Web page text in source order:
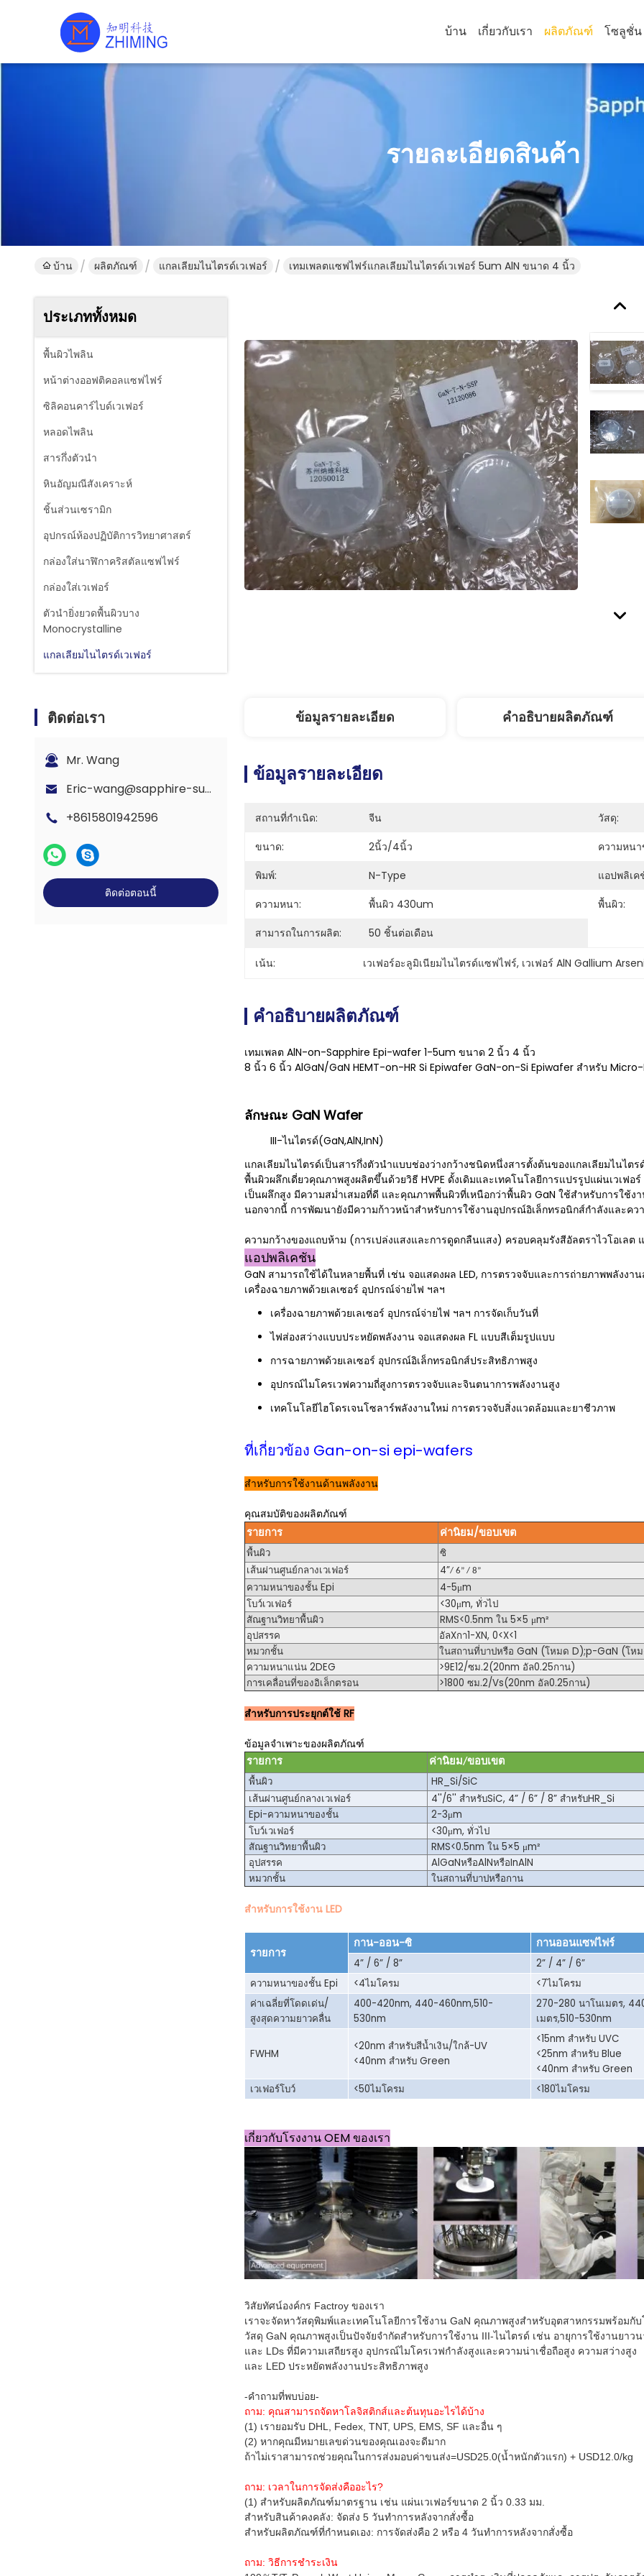
บ้าน เกี่ยวกับเรา ผลิตภัณฑ์ โซลูชั่น
รายละเอียดสินค้า
บ้าน ผลิตภัณฑ์ แกลเลียมไนไตรด์เวเฟอร์ เทมเพลตแซฟไฟร์แกลเลียมไนไตรด์เวเฟอร์ 5um AlN ขนาด 4 นิ้ว
ประเภททั้งหมด
พื้นผิวไพลิน
หน้าต่างออฟติคอลแซฟไฟร์
ซิลิคอนคาร์ไบด์เวเฟอร์
หลอดไพลิน
สารกึ่งตัวนำ
หินอัญมณีสังเคราะห์
ชิ้นส่วนเซรามิก
อุปกรณ์ห้องปฏิบัติการวิทยาศาสตร์
กล่องใส่นาฬิกาคริสตัลแซฟไฟร์
กล่องใส่เวเฟอร์
ตัวนำยิ่งยวดพื้นผิวบาง
Monocrystalline
แกลเลียมไนไตรด์เวเฟอร์
ติดต่อเรา
Mr. Wang
Eric-wang@sapphire-substrate.com
+8615801942596
ติดต่อตอนนี้
ข้อมูลรายละเอียด คำอธิบายผลิตภัณฑ์
ข้อมูลรายละเอียด
สถานที่กำเนิด: จีน
วัสดุ:
ขนาด:
2นิ้ว/4นิ้ว
ความหนา
พิมพ์:
N-Type
แอปพลิเค
ความหนา:
พื้นผิว 430um
พื้นผิว:
สามารถในการผลิต:
50 ชิ้นต่อเดือน
เน้น: เวเฟอร์อะลูมิเนียมไนไตรด์แซฟไฟร์, เวเฟอร์ AlN Gallium
คำอธิบายผลิตภัณฑ์
เทมเพลต AlN-on-Sapphire Epi-wafer 1-5um ขนาด 2 นิ้ว 4 นิ้ว
8 นิ้ว 6 นิ้ว AlGaN/GaN HEMT-on-HR Si Epiwafer GaN-on-Si Epiwafer สำหรับ Micro-
ลักษณะ GaN Wafer
III-ไนไตรด์(GaN,AlN,InN)
แกลเลียมไนไตรด์เป็นสารกึ่งตัวนำแบบช่องว่างกว้างชนิดหนึ่งสารตั้งต้นของแกลเลียมไนไต
พื้นผิวผลึกเดี่ยวคุณภาพสูงผลิตขึ้นด้วยวิธี HVPE ดั้งเดิมและเทคโนโลยีการแปรรูปแผ่นเวเ
เป็นผลึกสูง มีความสม่ำเสมอที่ดี และคุณภาพพื้นผิวที่เหนือกว่าพื้นผิว GaN ใช้สำหรับการใช้ง
นอกจากนี้ การพัฒนายังมีความก้าวหน้าสำหรับการใช้งานอุปกรณ์อิเล็กทรอนิกส์กำลังและคว
ความกว้างของแถบห้าม (การเปล่งแสงและการดูดกลืนแสง) ครอบคลุมรังสีอัลตราไวโอเลต
แอปพลิเคชัน
GaN สามารถใช้ได้ในหลายพื้นที่ เช่น จอแสดงผล LED, การตรวจจับและการถ่ายภาพพลังงาน
เครื่องฉายภาพด้วยเลเซอร์ อุปกรณ์จ่ายไฟ ฯลฯ
เครื่องฉายภาพด้วยเลเซอร์ อุปกรณ์จ่ายไฟ ฯลฯ การจัดเก็บวันที่
ไฟส่องสว่างแบบประหยัดพลังงาน จอแสดงผล FL แบบสีเต็มรูปแบบ
การฉายภาพด้วยเลเซอร์ อุปกรณ์อิเล็กทรอนิกส์ประสิทธิภาพสูง
อุปกรณ์ไมโครเวฟความถี่สูงการตรวจจับและจินตนาการพลังงานสูง
เทคโนโลยีไฮโดรเจนโซลาร์พลังงานใหม่ การตรวจจับสิ่งแวดล้อมและยาชีวภาพ
ที่เกี่ยวข้อง Gan-on-si epi-wafers
สำหรับการใช้งานด้านพลังงาน
คุณสมบัติของผลิตภัณฑ์
รายการ
ค่านิยม/ขอบเขต
พื้นผิว
ซิ
เส้นผ่านศูนย์กลางเวเฟอร์
4”/ 6” / 8”
ความหนาของชั้น Epi 4-5μm
โบว์เวเฟอร์
<30μm, ทั่วไป
สัณฐานวิทยาพื้นผิว
RMS<0.5nm ใน 5×5 μm²
อุปสรรค
อัลXกา1-XN, 0<X<1
หมวกชั้น
ในสถานที่บาปหรือ GaN (โหมด D);p-GaN (โห
ความหนาแน่น 2DEG
>9E12/ซม.2(20nm อัล0.25กาน)
การเคลื่อนที่ของอิเล็กตรอน
>1800 ซม.2/Vs(20nm อัล0.25กาน)
สำหรับการประยุกต์ใช้ RF
ข้อมูลจำเพาะของผลิตภัณฑ์
รายการ ค่านิยม/ขอบเขต
พื้นผิว HR_Si/SiC
เส้นผ่านศูนย์กลางเวเฟอร์
4''/6'' สำหรับSiC, 4” / 6” / 8” สำหรับHR_Si
Epi-ความหนาของชั้น 2-3μm
โบว์เวเฟอร์
<30μm, ทั่วไป
สัณฐานวิทยาพื้นผิว
RMS<0.5nm ใน 5×5 μm²
อุปสรรค
AlGaNหรือAlNหรือInAlN
หมวกชั้น
ในสถานที่บาปหรือกาน
สำหรับการใช้งาน LED
รายการ
กาน-ออน-ซิ กานออนแซฟไฟร์
4” / 6” / 8”
2” / 4” / 6”
ความหนาของชั้น Epi
<4ไมโครม <7ไมโครม
ค่าเฉลี่ยที่โดดเด่น/
สูงสุดความยาวคลื่น
400-420nm, 440-460nm,510-
530nm
270-280 นาโนเมตร,
เมตร,510-530nm
FWHM
<20nm สำหรับสีน้ำเงิน/ใกล้-UV
<40nm สำหรับ Green
<15nm สำหรับ UVC
<25nm สำหรับ Blue
<40nm สำหรับ Green
เวเฟอร์โบว์
<50ไมโครม <180ไมโครม
เกี่ยวกับโรงงาน OEM ของเรา
วิสัยทัศน์องค์กร Factroy ของเรา
เราจะจัดหาวัสดุพิมพ์และเทคโนโลยีการใช้งาน GaN คุณภาพสูงสำหรับอุตสาหกรรมพร้อมกับ
วัสดุ GaN คุณภาพสูงเป็นปัจจัยจำกัดสำหรับการใช้งาน III-ไนไตรด์ เช่น อายุการใช้งานยาว
และ LDs ที่มีความเสถียรสูง อุปกรณ์ไมโครเวฟกำลังสูงและความน่าเชื่อถือสูง ความสว่างสูง
และ LED ประหยัดพลังงานประสิทธิภาพสูง
-คำถามที่พบบ่อย-
ถาม: คุณสามารถจัดหาโลจิสติกส์และต้นทุนอะไรได้บ้าง
(1) เรายอมรับ DHL, Fedex, TNT, UPS, EMS, SF และอื่น ๆ
(2) หากคุณมีหมายเลขด่วนของคุณเองจะดีมาก
ถ้าไม่เราสามารถช่วยคุณในการส่งมอบค่าขนส่ง=USD25.0(น้ำหนักตัวแรก) + USD12.0/kg
ถาม: เวลาในการจัดส่งคืออะไร?
(1) สำหรับผลิตภัณฑ์มาตรฐาน เช่น แผ่นเวเฟอร์ขนาด 2 นิ้ว 0.33 มม.
สำหรับสินค้าคงคลัง: จัดส่ง 5 วันทำการหลังจากสั่งซื้อ
สำหรับผลิตภัณฑ์ที่กำหนดเอง: การจัดส่งคือ 2 หรือ 4 วันทำการหลังจากสั่งซื้อ
ถาม: วิธีการชำระเงิน